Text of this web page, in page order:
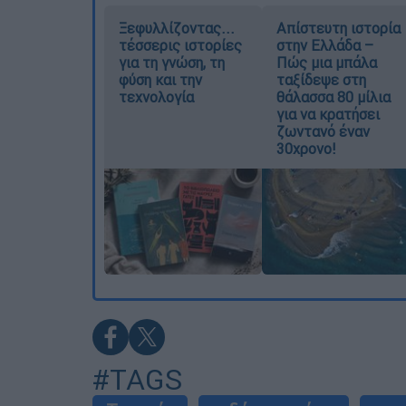
Ξεφυλλίζοντας...
τέσσερις ιστορίες
για τη γνώση, τη
φύση και την
τεχνολογία
Απίστευτη ιστορία
στην Ελλάδα –
Πώς μια μπάλα
ταξίδεψε στη
θάλασσα 80 μίλια
για να κρατήσει
ζωντανό έναν
30χρονο!
#TAGS